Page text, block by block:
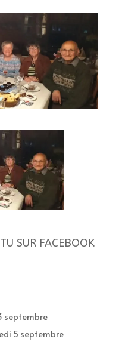
SUR FACEBOOK
septembre
5 septembre